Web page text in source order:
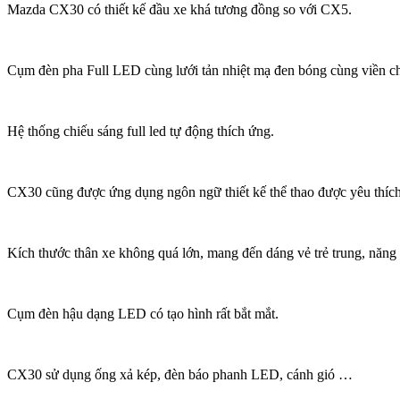
Mazda CX30 có thiết kế đầu xe khá tương đồng so với CX5.
Cụm đèn pha Full LED cùng lưới tản nhiệt mạ đen bóng cùng viền
Hệ thống chiếu sáng full led tự động thích ứng.
CX30 cũng được ứng dụng ngôn ngữ thiết kế thể thao được yêu
Kích thước thân xe không quá lớn, mang đến dáng vẻ trẻ trung,
Cụm đèn hậu dạng LED có tạo hình rất bắt mắt.
CX30 sử dụng ống xả kép, đèn báo phanh LED, cánh gió …